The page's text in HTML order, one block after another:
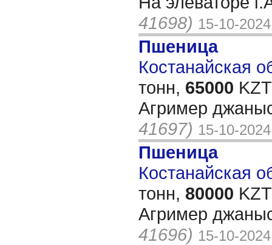
41698) 15-10-2024
Пшеница
Костанайская
тонн, 65000
Агример
41697) 15-10-2024
Пшеница
Костанайская
тонн, 80000
Агример
41696) 15-10-2024